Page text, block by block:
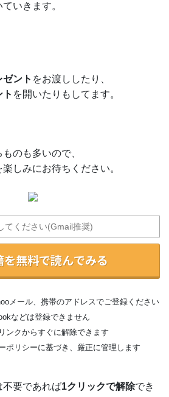
いきます。
ント をお渡ししたり、
を開いたりもしてます。
のも多いので、
しみにお待ちください。
を無料で読んでみる
メール、携帯のアドレスでご登録ください
などは登録できません
ンクからすぐに解除できます
ポリシーに基づき、厳正に管理します
不要であれば1クリックで解除でき